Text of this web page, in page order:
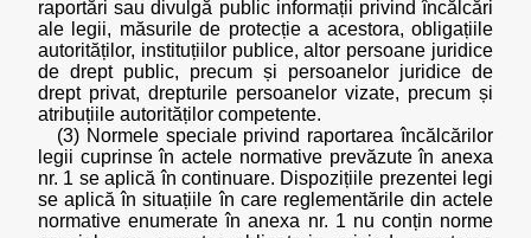
raportări sau divulgă public informații privind încălcări
ale legii, măsurile de protecție a acestora, obligațiile
autorităților, instituțiilor publice, altor persoane juridice
de drept public, precum și persoanelor juridice de
drept privat, drepturile persoanelor vizate, precum și
atribuțiile autorităților competente.
(3) Normele speciale privind raportarea încălcărilor
legii cuprinse în actele normative prevăzute în anexa
nr. 1 se aplică în continuare. Dispozițiile prezentei legi
se aplică în situațiile în care reglementările din actele
normative enumerate în anexa nr. 1 nu conțin norme